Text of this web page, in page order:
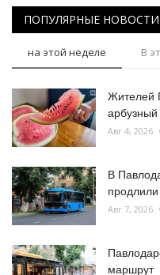
ПОПУЛЯРНЫЕ НОВОСТИ
на этой неделе В
Жителей
Авг 4, 2026
В
продлили
Авг 7, 2026
маршрут